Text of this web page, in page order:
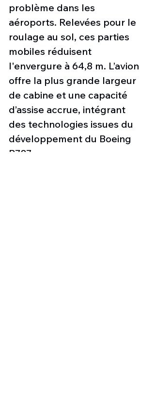
problème dans les
aéroports. Relevées pour le
roulage au sol, ces parties
mobiles réduisent
l'envergure à 64,8 m. L’avion
offre la plus grande largeur
de cabine et une capacité
d’assise accrue, intégrant
des technologies issues du
développement du Boeing
B787.